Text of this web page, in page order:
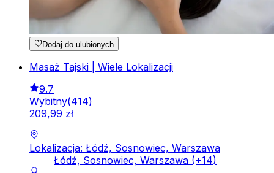
Dodaj do ulubionych
Masaż Tajski | Wiele Lokalizacji
9.7
Wybitny(414)
209,99 zł
Lokalizacja: Łódź, Sosnowiec, Warszawa
Łódź, Sosnowiec, Warszawa (+14)